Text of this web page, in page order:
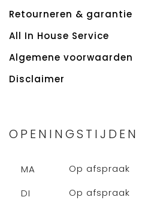
Retourneren & garantie
All In House Service
Algemene voorwaarden
Disclaimer
OPENINGSTIJDEN
MA
Op afspraak
DI
Op afspraak